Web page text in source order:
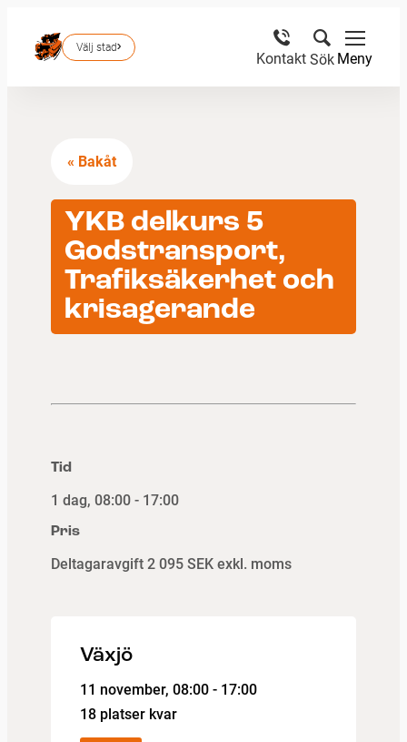
Välj stad
Kontakt Sök Meny
« Bakåt
YKB delkurs 5
Godstransport,
Trafiksäkerhet och
krisagerande
Tid
1 dag, 08:00 - 17:00
Pris
Deltagaravgift 2 095 SEK exkl. moms
Växjö
11 november, 08:00 - 17:00
18 platser kvar